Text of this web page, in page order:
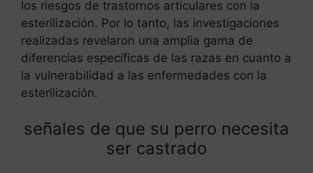
los riesgos de trastornos articulares con la
esterilización. Por lo tanto, las investigaciones
realizadas revelaron una amplia gama de
diferencias específicas de las razas en cuanto a
la vulnerabilidad a las enfermedades con la
esterilización.
señales de que su perro necesita
ser castrado